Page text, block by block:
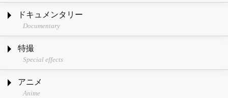
ドキュメンタリー
Documentary
特撮
Special effects
アニメ
Anime